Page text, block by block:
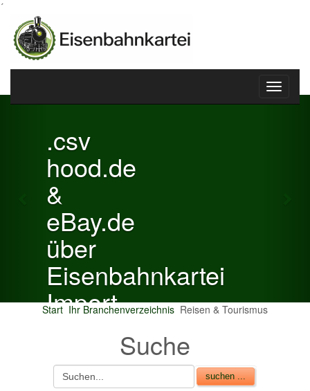
´
Toggle
.csv
hood.de
&
eBay.de
über
Eisenbahnkartei
Import
Verkaufsbetrag an
Gebühren je Inserat
Artikel
Previous
Start Ihr Branchenverzeichnis Reisen & Tourismus
Suche